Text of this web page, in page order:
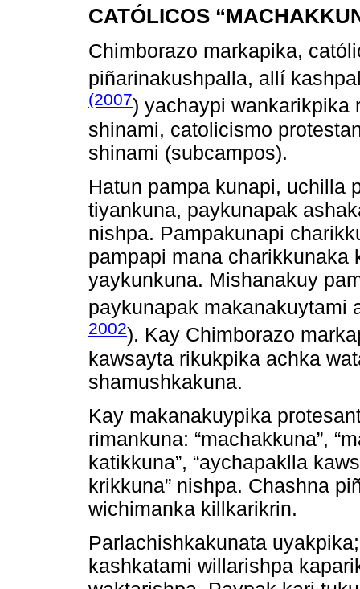
CATÓLICOS
Chimborazo markapika,
piñarinakushpalla, allí
(2007) yachaypi wankarikpika
shinami, catolicismo
shinami (subcampos).
Hatun pampa kunapi, uchilla
tiyankuna, paykunapak
nishpa. Pampakunapi
pampapi mana charikkunaka
yaykunkuna. Mishanakuy
paykunapak makanakuytami
2002). Kay Chimborazo
kawsayta rikukpika achka
shamushkakuna.
Kay makanakuypika
rimankuna: “machakkuna”,
katikkuna”, “aychapaklla
krikkuna” nishpa. Chashna
wichimanka killkarikrin.
Parlachishkakunata
kashkatami willarishpa